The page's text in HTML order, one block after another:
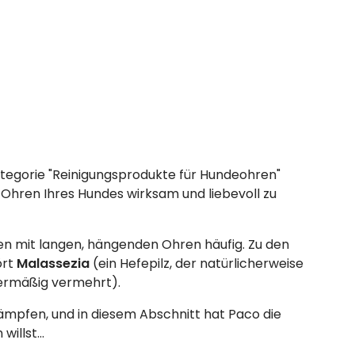
"Reinigungsprodukte für Hundeohren"
Ihres Hundes wirksam und liebevoll zu
mit langen, hängenden Ohren häufig. Zu den
Malassezia (ein Hefepilz, der natürlicherweise
vermehrt).
und in diesem Abschnitt hat Paco die